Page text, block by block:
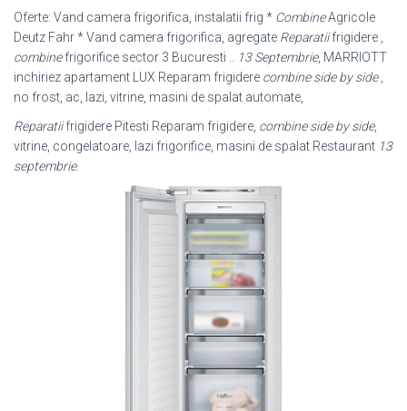
Oferte: Vand camera frigorifica, instalatii frig * CombineAgricole
Deutz Fahr * Vand camera frigorifica, agregate Reparatiifrigidere ,
combinefrigorifice sector 3 Bucuresti .. 13 Septembrie, MARRIOTT
inchiriez apartament LUX Reparam frigidere combine side by side,
no frost, ac, lazi, vitrine, masini de spalat automate,
Reparatiifrigidere Pitesti Reparam frigidere, combine side by side,
vitrine, congelatoare, lazi frigorifice, masini de spalat Restaurant 13
septembrie.